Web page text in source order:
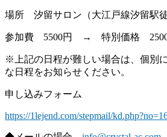
場所 汐留サロン（大江戸線汐留駅徒
参加費 5500円 → 特別価格 2500
※上記の日程が難しい場合は、個別
な日程をお知らせください。
申し込みフォーム
https://1lejend.com/stepmail/